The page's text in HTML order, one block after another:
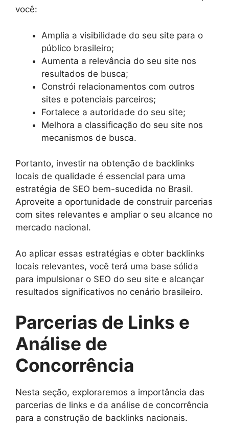
você:
Amplia a visibilidade do seu site para o
público brasileiro;
Aumenta a relevância do seu site nos
resultados de busca;
Constrói relacionamentos com outros
sites e potenciais parceiros;
Fortalece a autoridade do seu site;
Melhora a classificação do seu site nos
mecanismos de busca.
Portanto, investir na obtenção de backlinks
locais de qualidade é essencial para uma
estratégia de SEO bem-sucedida no Brasil.
Aproveite a oportunidade de construir parcerias
com sites relevantes e ampliar o seu alcance no
mercado nacional.
Ao aplicar essas estratégias e obter backlinks
locais relevantes, você terá uma base sólida
para impulsionar o SEO do seu site e alcançar
resultados significativos no cenário brasileiro.
Parcerias de Links e
Análise de
Concorrência
Nesta seção, exploraremos a importância das
parcerias de links e da análise de concorrência
para a construção de backlinks nacionais.